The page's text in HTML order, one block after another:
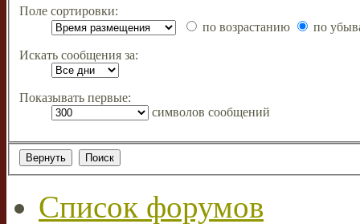
Поле сортировки:
по возрастанию
по
Искать сообщения за:
Показывать первые:
символов сообщений
Список форумов